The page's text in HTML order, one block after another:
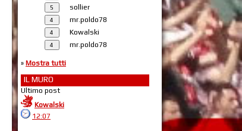
sollier
mr.poldo78
Kowalski
mr.poldo78
» Mostra tutti
IL MURO
Ultimo post
Kowalski
12:07